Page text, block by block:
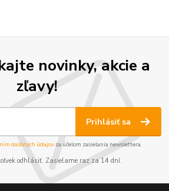
novinky, akcie a
zľavy!
Prihlásiť sa
osobných údajov za účelom zasielania newslettera.
odhlásiť. Zasielame raz za 14 dní.